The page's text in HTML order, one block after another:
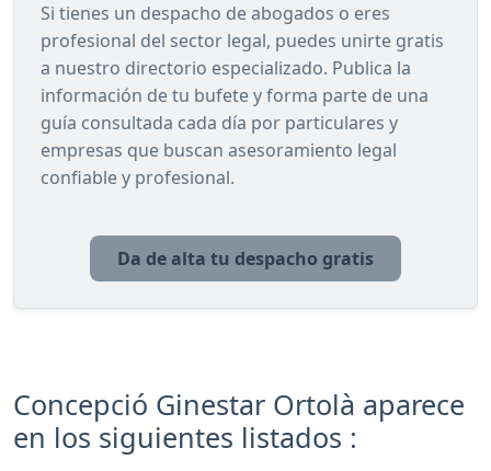
Si tienes un despacho de abogados o eres
profesional del sector legal, puedes unirte gratis
a nuestro directorio especializado. Publica la
información de tu bufete y forma parte de una
guía consultada cada día por particulares y
empresas que buscan asesoramiento legal
confiable y profesional.
Da de alta tu despacho gratis
Concepció Ginestar Ortolà aparece
en los siguientes listados :